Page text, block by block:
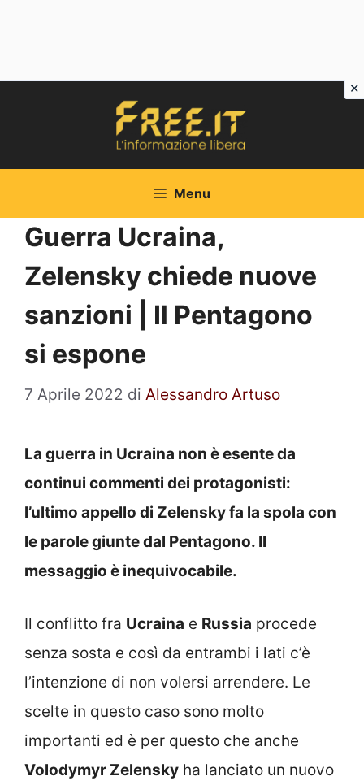
Menu
Guerra Ucraina,
Zelensky chiede nuove
sanzioni | Il Pentagono
si espone
7 Aprile 2022 di Alessandro Artuso
La guerra in Ucraina non è esente da
continui commenti dei protagonisti:
l’ultimo appello di Zelensky fa la spola con
le parole giunte dal Pentagono. Il
messaggio è inequivocabile.
Il conflitto fra Ucraina e Russia procede
senza sosta e così da entrambi i lati c’è
l’intenzione di non volersi arrendere. Le
scelte in questo caso sono molto
importanti ed è per questo che anche
Volodymyr Zelensky ha lanciato un nuovo